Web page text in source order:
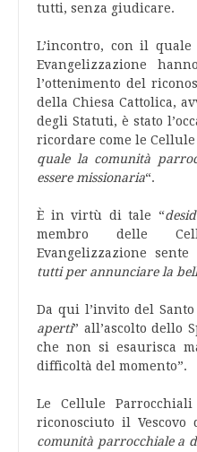
tutti, senza giudicare.
L’incontro, con il
Evangelizzazione
l’ottenimento del
della Chiesa Cattolica,
degli Statuti, è stato
ricordare come le
quale la comunità
essere missionaria“.
È in virtù di tale “
membro delle
Evangelizzazione sente
tutti per annunciare la
Da qui l’invito del Santo
aperti” all’ascolto dello
che non si esaurisca
difficoltà del momento”.
Le Cellule
riconosciuto il Vescovo
comunità parrocchiale a